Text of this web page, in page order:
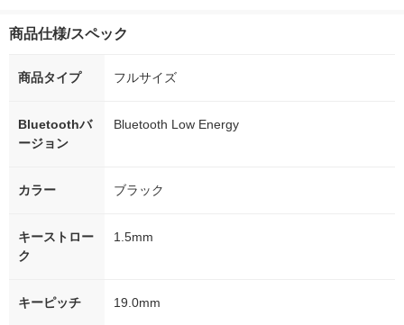
商品仕様/スペック
商品タイプ フルサイズ
Bluetoothバ
ージョン
Bluetooth Low Energy
カラー ブラック
キーストロー
ク
1.5mm
キーピッチ 19.0mm